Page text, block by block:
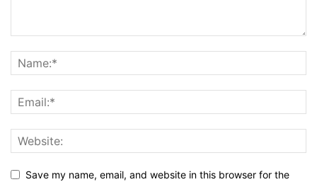
Save my name, email, and website in this browser for the